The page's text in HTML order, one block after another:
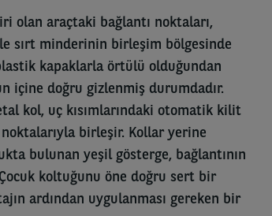
olan araçtaki bağlantı noktaları,
sırt minderinin birleşim bölgesinde
kapaklarla örtülü olduğundan
içine doğru gizlenmiş durumdadır.
kol, uç kısımlarındaki otomatik kilit
noktalarıyla birleşir. Kollar yerine
bulunan yeşil gösterge, bağlantının
koltuğunu öne doğru sert bir
ardından uygulanması gereken bir